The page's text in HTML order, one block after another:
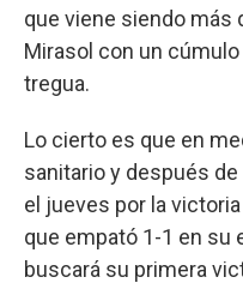
que viene siendo más
Mirasol con un
tregua.
Lo cierto es que en
sanitario y después de
el jueves por la
que empató 1-1 en su
buscará su primera